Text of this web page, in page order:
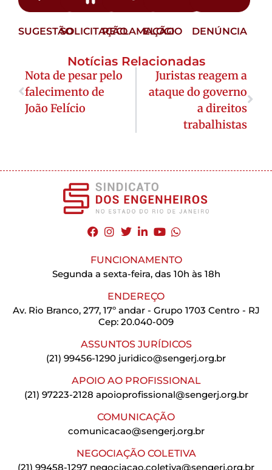
SUGESTÃOSOLICITAÇÃORECLAMAÇÃO
ELOGIO DENÚNCIA
Notícias Relacionadas
Nota de pesar pelo
falecimento de
João Felício
Juristas reagem a
ataque do governo
a direitos
trabalhistas
FUNCIONAMENTO
Segunda a sexta-feira, das 10h às 18h
ENDEREÇO
Av. Rio Branco, 277, 17º andar - Grupo 1703 Centro - RJ
Cep: 20.040-009
ASSUNTOS JURÍDICOS
(21) 99456-1290 juridico@sengerj.org.br
APOIO AO PROFISSIONAL
(21) 97223-2128 apoioprofissional@sengerj.org.br
COMUNICAÇÃO
comunicacao@sengerj.org.br
NEGOCIAÇÃO COLETIVA
(21) 99458-1297 negociacao.coletiva@sengerj.org.br